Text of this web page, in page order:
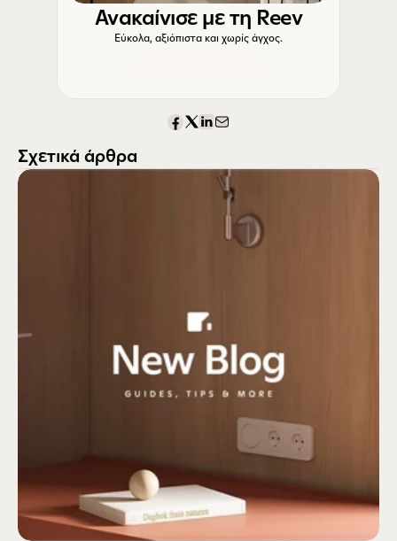
Ανακαίνισε με τη Reev
Εύκολα, αξιόπιστα και χωρίς άγχος.
Σχετικά άρθρα